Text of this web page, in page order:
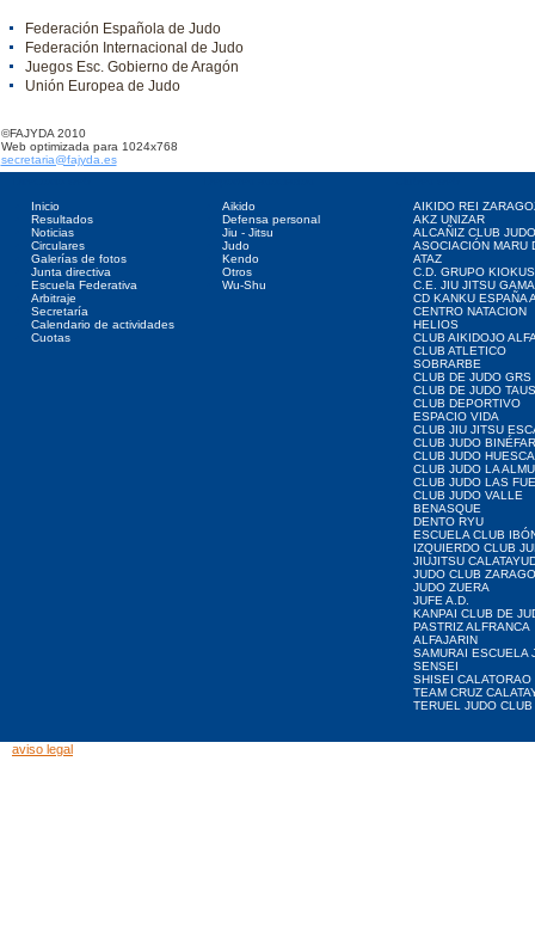
Federación Española de Judo
Federación Internacional de Judo
Juegos Esc. Gobierno de Aragón
Unión Europea de Judo
©FAJYDA 2010
Web optimizada para 1024x768
secretaria@fajyda.es
Inicio
Resultados
Noticias
Circulares
Galerías de fotos
Junta directiva
Escuela Federativa
Arbitraje
Secretaría
Calendario de actividades
Cuotas
Aikido
Defensa personal
Jiu - Jitsu
Judo
Kendo
Otros
Wu-Shu
AIKIDO REI
AKZ UNIZAR
ALCAÑIZ CLUB JUDO
ASOCIACIÓN MARU
ATAZ
C.D. GRUPO
C.E. JIU JITSU
CD KANKU ESPAÑA
CENTRO NATACION
HELIOS
CLUB AIKIDOJO
CLUB ATLETICO
SOBRARBE
CLUB DE JUDO GRS
CLUB DE JUDO
CLUB DEPORTIVO
ESPACIO VIDA
CLUB JIU JITSU
CLUB JUDO BINÉFAR
CLUB JUDO HUESCA
CLUB JUDO LA
CLUB JUDO LAS
CLUB JUDO VALLE
BENASQUE
DENTO RYU
ESCUELA CLUB
IZQUIERDO CLUB
JIUJITSU
JUDO CLUB
JUDO ZUERA
JUFE A.D.
KANPAI CLUB DE
PASTRIZ ALFRANCA
ALFAJARIN
SAMURAI ESCUELA
SENSEI
SHISEI CALATORAO
TEAM CRUZ
TERUEL JUDO CLUB
aviso legal